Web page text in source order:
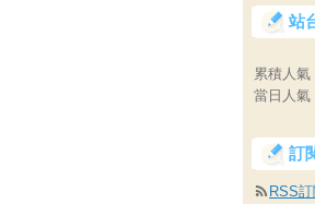
站
累積人氣
當日人氣
訂
RSS訂